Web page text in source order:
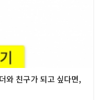
와 친구가 되고 싶다면,